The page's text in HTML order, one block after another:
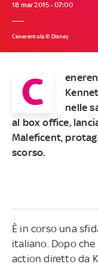
18 mar 2015 - 07:00
Cenerentola © Disney
C
nelle
al box office,
Maleficent,
scorso.
È in corso una
italiano. Dopo che
action diretto da